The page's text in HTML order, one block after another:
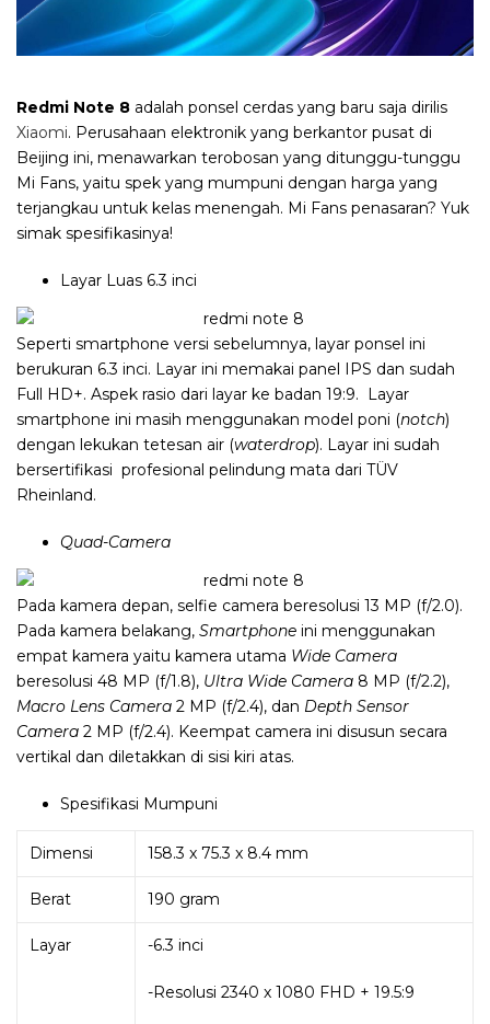
Redmi Note 8 adalah ponsel cerdas yang baru saja dirilis
Xiaomi. Perusahaan elektronik yang berkantor pusat di
Beijing ini, menawarkan terobosan yang ditunggu-tunggu
Mi Fans, yaitu spek yang mumpuni dengan harga yang
terjangkau untuk kelas menengah. Mi Fans penasaran? Yuk
simak spesifikasinya!
Layar Luas 6.3 inci
Seperti smartphone versi sebelumnya, layar ponsel ini
berukuran 6.3 inci. Layar ini memakai panel IPS dan sudah
Full HD+. Aspek rasio dari layar ke badan 19:9. Layar
smartphone ini masih menggunakan model poni (notch)
dengan lekukan tetesan air (waterdrop). Layar ini sudah
bersertifikasi profesional pelindung mata dari TÜV
Rheinland.
Quad-Camera
Pada kamera depan, selfie camera beresolusi 13 MP (f/2.0).
Pada kamera belakang, Smartphone ini menggunakan
empat kamera yaitu kamera utama Wide Camera
beresolusi 48 MP (f/1.8), Ultra Wide Camera 8 MP (f/2.2),
Macro Lens Camera 2 MP (f/2.4), dan Depth Sensor
Camera 2 MP (f/2.4). Keempat camera ini disusun secara
vertikal dan diletakkan di sisi kiri atas.
Spesifikasi Mumpuni
Dimensi 158.3 x 75.3 x 8.4 mm
Berat 190 gram
Layar -6.3 inci
-Resolusi 2340 x 1080 FHD + 19.5:9